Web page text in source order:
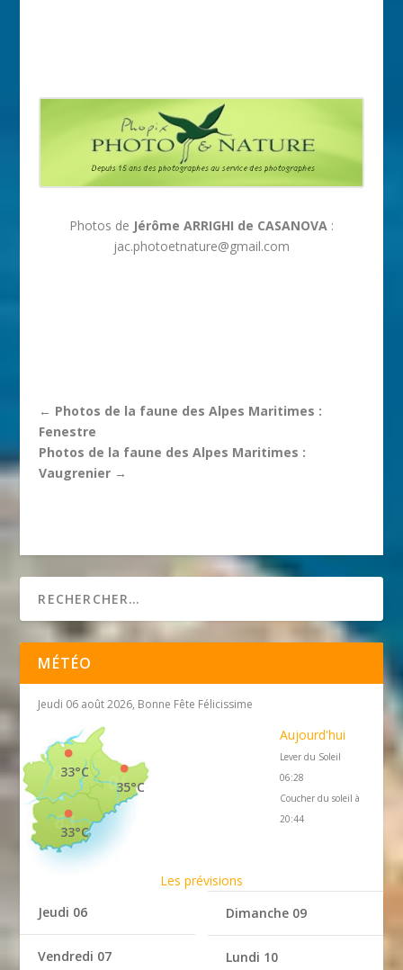
Photos de Jérôme ARRIGHI de CASANOVA:
jac.photoetnature@gmail.com
← Photos de la faune des Alpes Maritimes :
Fenestre
Photos de la faune des Alpes Maritimes :
Vaugrenier→
MÉTÉO
Jeudi 06 août 2026, Bonne Fête Félicissime
35°C
33°C
33°C
Aujourd'hui
Lever du Soleil
06:28
Coucher du soleil à
20:44
Les prévisions
Jeudi 06
Vendredi 07
Dimanche 09
Lundi 10